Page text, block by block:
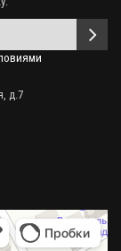
д.7